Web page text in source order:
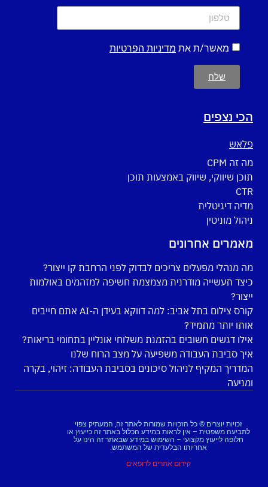
מאשר/ת את מדיניות הפרטיות
שלח
הכי נצפים
פלאש
מה זה CPM
תוכן שיווקי, שיווק באמצעות תוכן
CTR
מדיה דיגיטלית
ניהול מוניטין
מאמרים אחרונים
מה מנהלי מפעלים צריכים לבדוק לפני הרחבת קו ייצור?
כיצד תעשייה מודרנית מצמצמת חשיפה למזהמים באולמות
ייצור?
קורס צילום בתל אביב: למה דווקא בעידן ה-AI אתם חייבים
אותו יותר מתמיד?
אילו דגשים חשובים בהזמנת משלוחי אונליין בתחומי בריאות?
איך סביבת העבודה משפיעה על מצב הרוח שלנו
המדריך המקיף לניהול סיכונים בסביבת העבודה: זיהוי, בקרה
ומניעה
זכויות יוצרים © כל הזכויות שמורות לאתר זה, המעתיק צפוי
לתביעה משפטית – אין לראות במידע הכלול באתר זה כייעוץ או
חלופה לייעוץ מקצועי – השימוש במידע שבאתר זה הינו על
אחריותו הבלעדית של המשתמש.
קידום אתרים לרופאים